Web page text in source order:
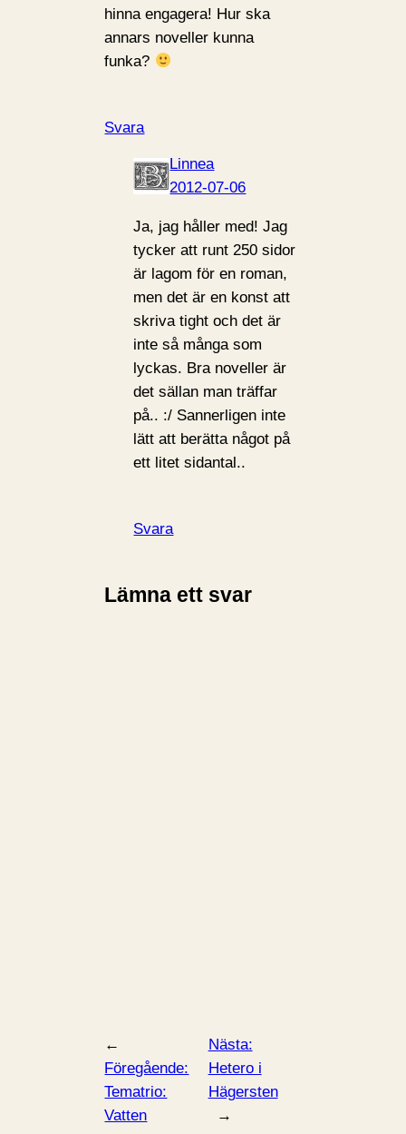
hinna engagera! Hur ska
annars noveller kunna
funka?
Svara
Linnea
2012-07-06
Ja, jag håller med! Jag
tycker att runt 250 sidor
är lagom för en roman,
men det är en konst att
skriva tight och det är
inte så många som
lyckas. Bra noveller är
det sällan man träffar
på.. :/ Sannerligen inte
lätt att berätta något på
ett litet sidantal..
Svara
Lämna ett svar
←
Föregående:
Tematrio:
Vatten
Nästa:
Hetero i
Hägersten
→